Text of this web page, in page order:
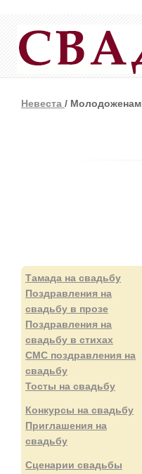
Невеста / Молодоженам
Тамада на свадьбу
Поздравления на
свадьбу в прозе
Поздравления на
свадьбу в стихах
СМС поздравления на
свадьбу
Тосты на свадьбу
Конкурсы на свадьбу
Приглашения на
свадьбу
Сценарии свадьбы